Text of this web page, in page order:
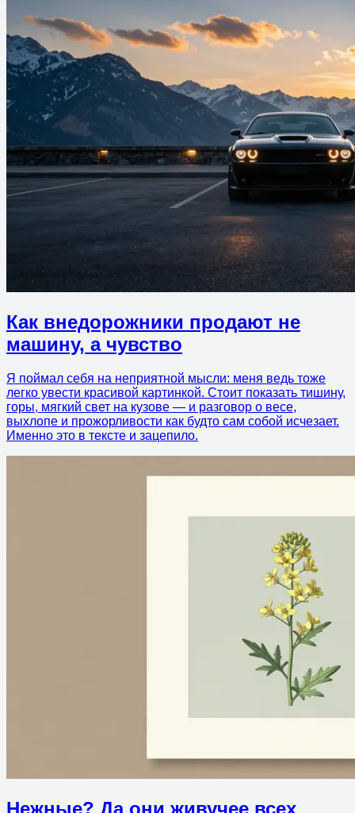
Как внедорожники продают не
машину, а чувство
Я поймал себя на неприятной мысли: меня ведь тоже
легко увести красивой картинкой. Стоит показать тишину,
горы, мягкий свет на кузове — и разговор о весе,
выхлопе и прожорливости как будто сам собой исчезает.
Именно это в тексте и зацепило.